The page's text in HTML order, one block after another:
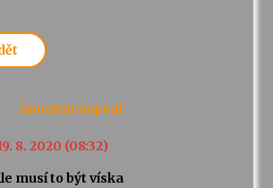
Anonym napsal:
8. 2020 (08:32)
musí to být víska